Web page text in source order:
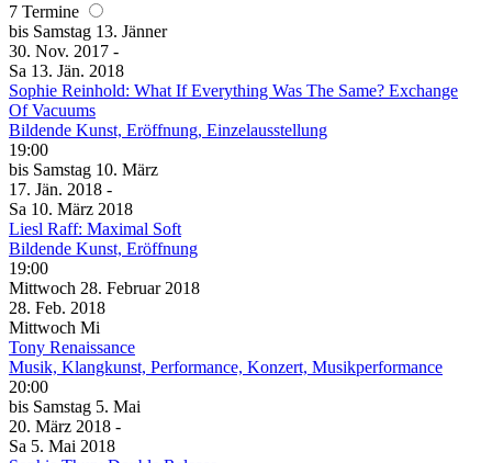
7 Termine
bis Samstag 13. Jänner
30. Nov. 2017 -
Sa 13. Jän. 2018
Sophie Reinhold: What If Everything Was The Same? Exchange
Of Vacuums
Bildende Kunst, Eröffnung, Einzelausstellung
19:00
bis Samstag 10. März
17. Jän. 2018 -
Sa 10. März 2018
Liesl Raff: Maximal Soft
Bildende Kunst, Eröffnung
19:00
Mittwoch 28. Februar 2018
28. Feb. 2018
Mittwoch Mi
Tony Renaissance
Musik, Klangkunst, Performance, Konzert, Musikperformance
20:00
bis Samstag 5. Mai
20. März 2018 -
Sa 5. Mai 2018